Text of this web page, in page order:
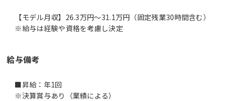
【モデル月収】26.3万円〜31.1万円（固定残業30時間含む）
※給与は経験や資格を考慮し決定
給与備考
■昇給：年1回
※決算賞与あり（業績による）